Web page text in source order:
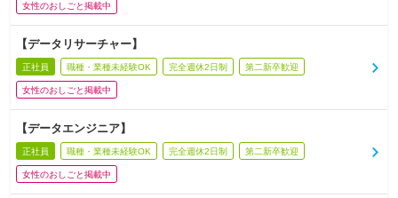
女性のおしごと掲載中
【データリサーチャー】
正社員 職種・業種未経験OK 完全週休2日制 第二新卒歓迎
女性のおしごと掲載中
【データエンジニア】
正社員 職種・業種未経験OK 完全週休2日制 第二新卒歓迎
女性のおしごと掲載中